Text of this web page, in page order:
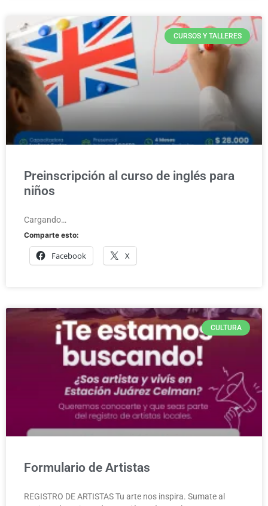
CURSOS Y TALLERES
Preinscripción al curso de inglés para
niños
Cargando…
Comparte esto:
Facebook X
CULTURA
Formulario de Artistas
REGISTRO DE ARTISTAS Tu arte nos inspira. Sumate al